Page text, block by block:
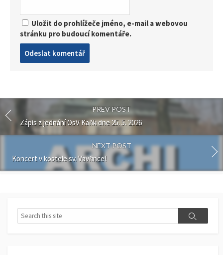
Uložit do prohlížeče jméno, e-mail a webovou
stránku pro budoucí komentáře.
PREV POST
Zápis z jednání OsV Kaňk dne 25. 5. 2026
NEXT POST
Koncert v kostele sv. Vavřince!
Search
Search